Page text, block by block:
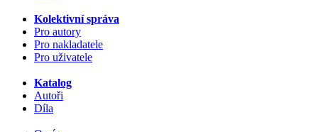
Kolektivní správa
Pro autory
Pro nakladatele
Pro uživatele
Katalog
Autoři
Díla